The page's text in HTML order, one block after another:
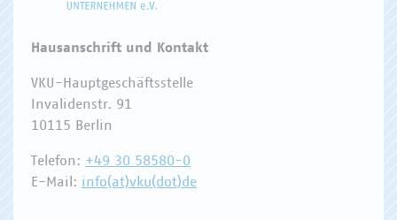
Hausanschrift und Kontakt
VKU-Hauptgeschäftsstelle
Invalidenstr. 91
10115 Berlin
Telefon: +49 30 58580-0
E-Mail: info(at)vku(dot)de